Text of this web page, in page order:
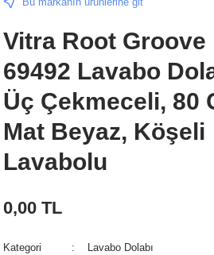
Vitra Root Groove
69492 Lavabo
Üç Çekmeceli, 80
Mat Beyaz, Köşeli
Lavabolu
0,00 TL
Kategori Lavabo Dolabı